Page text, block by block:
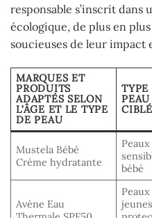
responsable s’inscrit
écologique, de plus en
soucieuses de leur impact
MARQUES ET
PRODUITS
ADAPTÉS SELON
L’ÂGE ET LE TYPE
DE PEAU
TYPE
PEAU
CIBLÉ
Mustela Bébé
Crème hydratante
Peaux
bébé
Avène Eau
Peaux